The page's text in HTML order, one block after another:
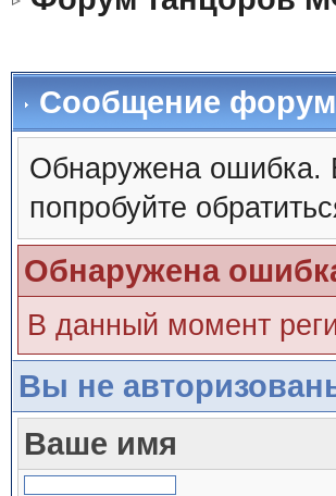
Сообщение
Обнаружена ошибка.
попробуйте
Обнаружена
В данный момент
Вы не
Ваше имя